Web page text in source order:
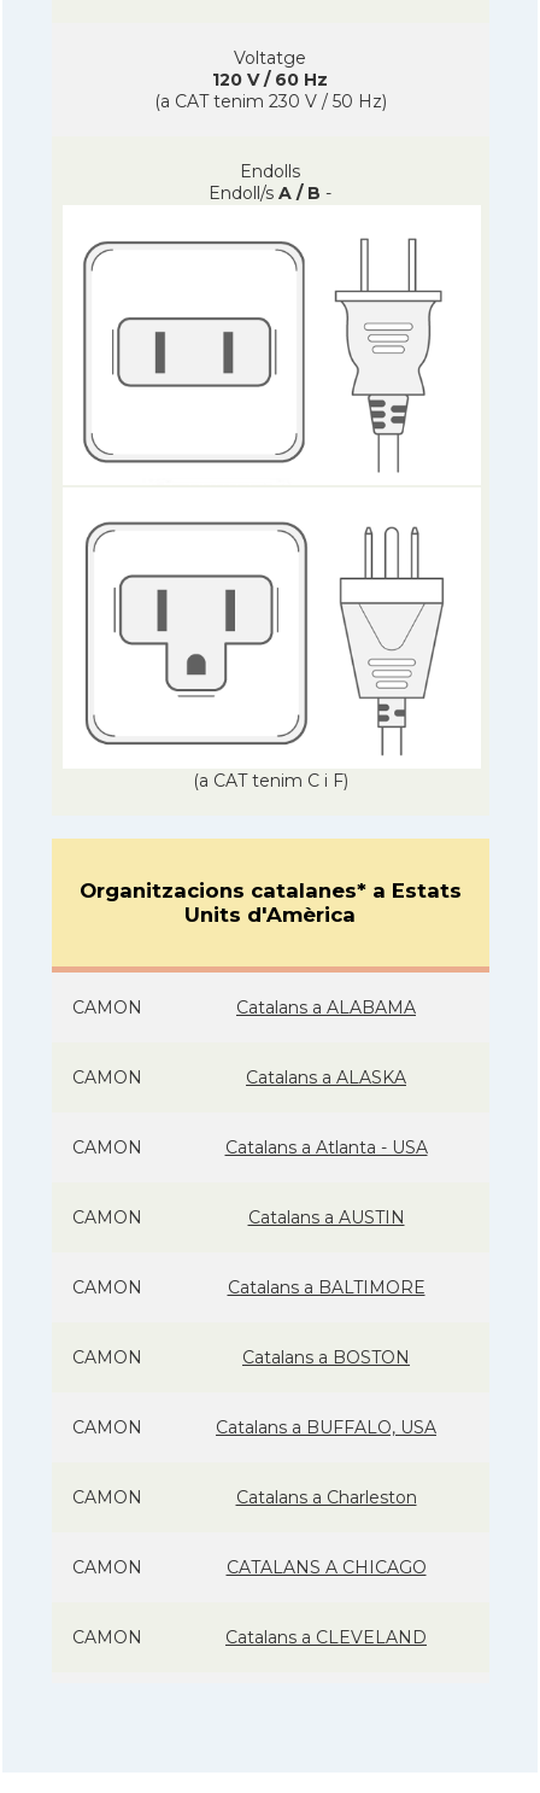
Voltatge
120 V / 60 Hz
(a CAT tenim 230 V / 50 Hz)
Endolls
Endoll/s A / B -
(a CAT tenim C i F)
Organitzacions catalanes* a Estats
Units d'Amèrica
CAMON Catalans a ALABAMA
CAMON Catalans a ALASKA
CAMON Catalans a Atlanta - USA
CAMON Catalans a AUSTIN
CAMON Catalans a BALTIMORE
CAMON Catalans a BOSTON
CAMON Catalans a BUFFALO, USA
CAMON Catalans a Charleston
CAMON CATALANS A CHICAGO
CAMON Catalans a CLEVELAND